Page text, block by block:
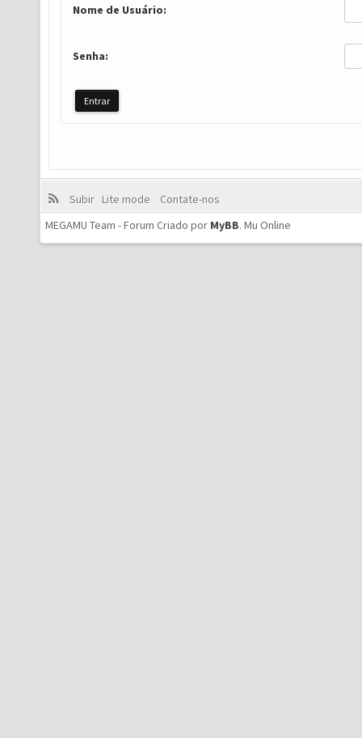
Nome de Usuário:
Senha:
Subir Lite mode
Contate-nos
MEGAMU Team - Forum Criado por MyBB. Mu Online